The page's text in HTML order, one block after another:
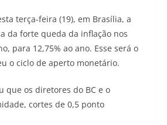
terça-feira (19), em Brasília, a
da forte queda da inflação nos
para 12,75% ao ano. Esse será o
o ciclo de aperto monetário.
que os diretores do BC e o
cortes de 0,5 ponto